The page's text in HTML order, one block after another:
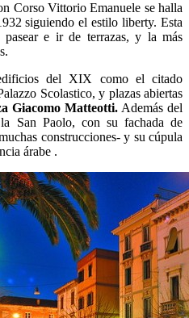
Corso Vittorio Emanuele se halla
siguiendo el estilo liberty. Esta
pasear e ir de terrazas, y la más
del XIX como el citado
Scolastico, y plazas abiertas
Giacomo Matteotti. Además del
San Paolo, con su fachada de
construcciones- y su cúpula
árabe .